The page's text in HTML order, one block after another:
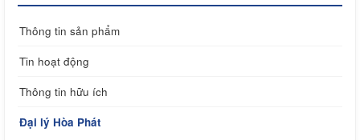
Thông tin sản phẩm
Tin hoạt động
Thông tin hữu ích
Đại lý Hòa Phát